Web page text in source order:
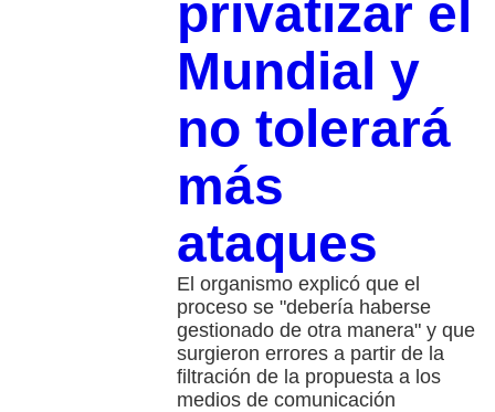
privatizar el
Mundial y
no tolerará
más
ataques
El organismo explicó que el
proceso se "debería haberse
gestionado de otra manera" y que
surgieron errores a partir de la
filtración de la propuesta a los
medios de comunicación